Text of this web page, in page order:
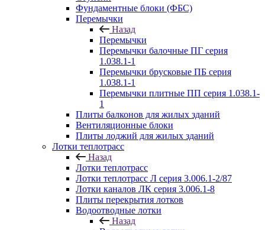
Фундаментные блоки (ФБС)
Перемычки
Назад
Перемычки
Перемычки балочные ПГ серия
1.038.1-1
Перемычки брусковые ПБ серия
1.038.1-1
Перемычки плитные ПП серия 1.038.1-
1
Плиты балконов для жилых зданий
Вентиляционные блоки
Плиты лоджий для жилых зданий
Лотки теплотрасс
Назад
Лотки теплотрасс
Лотки теплотрасс Л серия 3.006.1-2/87
Лотки каналов ЛК серия 3.006.1-8
Плиты перекрытия лотков
Водоотводные лотки
Назад